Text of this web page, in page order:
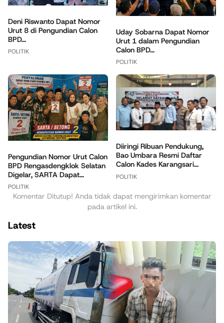
Deni Riswanto Dapat Nomor
Urut 8 di Pengundian Calon
BPD...
POLITIK
Uday Sobarna Dapat Nomor
Urut 1 dalam Pengundian
Calon BPD...
POLITIK
Pengundian Nomor Urut Calon
BPD Rengasdengklok Selatan
Digelar, SARTA Dapat...
POLITIK
Diiringi Ribuan Pendukung,
Bao Umbara Resmi Daftar
Calon Kades Karangsari...
POLITIK
Komentar Ditutup! Anda tidak dapat mengirimkan komentar
pada artikel ini.
Latest